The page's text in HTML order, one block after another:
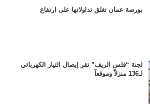
بورصة عمان تغلق تداولاتها على ارتفاع
لجنة “فلس الريف” تقر إيصال التيار الكهربائي
لـ136 منزلاً وموقعاً